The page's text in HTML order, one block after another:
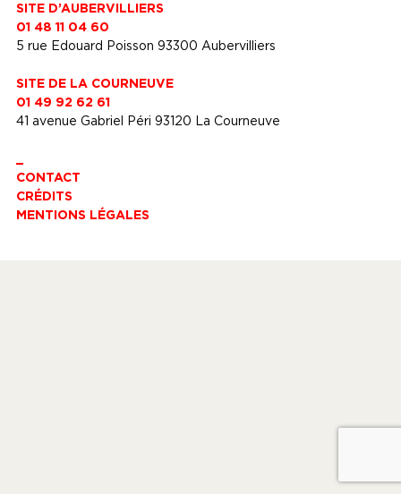
SITE D’AUBERVILLIERS
01 48 11 04 60
5 rue Edouard Poisson 93300 Aubervilliers
SITE DE LA COURNEUVE
01 49 92 62 61
41 avenue Gabriel Péri 93120 La Courneuve
CONTACT
CRÉDITS
MENTIONS LÉGALES